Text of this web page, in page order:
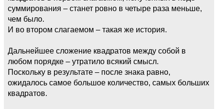
суммирования – станет ровно в четыре раза меньше,
чем было.
И во втором слагаемом – такая же история.
Дальнейшее сложение квадратов между собой в
любом порядке – утратило всякий смысл.
Поскольку в результате – после знака равно,
ожидалось самое большое количество, самых больших
квадратов.